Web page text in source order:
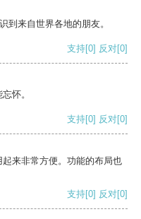
到来自世界各地的朋友。
支持[0] 反对[0]
怀。
支持[0] 反对[0]
来非常方便。功能的布局也
支持[0] 反对[0]